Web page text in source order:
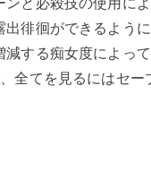
徘徊ができるよう
する痴女度によっ
全てを見るにはセー